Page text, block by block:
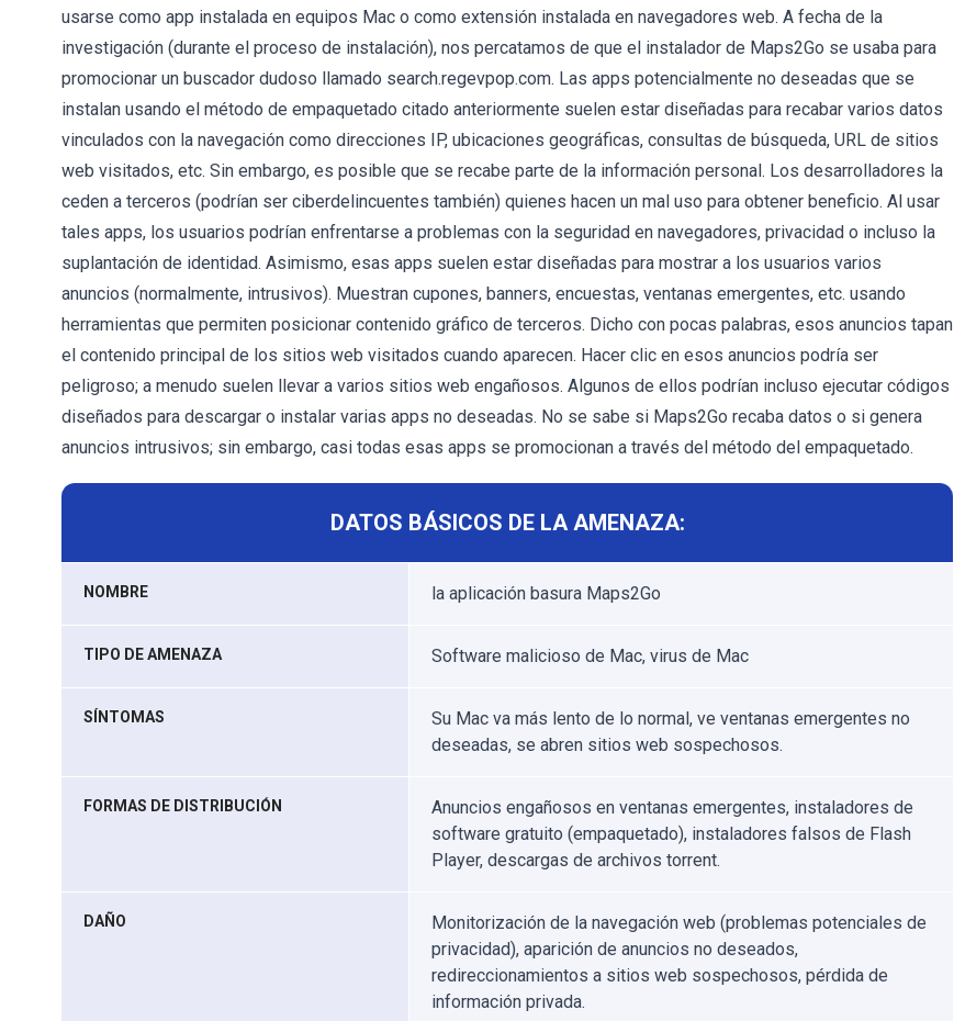
usarse como app instalada en equipos Mac o como extensión instalada en navegadores web. A fecha de la
investigación (durante el proceso de instalación), nos percatamos de que el instalador de Maps2Go se usaba para
promocionar un buscador dudoso llamado search.regevpop.com. Las apps potencialmente no deseadas que se
instalan usando el método de empaquetado citado anteriormente suelen estar diseñadas para recabar varios datos
vinculados con la navegación como direcciones IP, ubicaciones geográficas, consultas de búsqueda, URL de sitios
web visitados, etc. Sin embargo, es posible que se recabe parte de la información personal. Los desarrolladores la
ceden a terceros (podrían ser ciberdelincuentes también) quienes hacen un mal uso para obtener beneficio. Al usar
tales apps, los usuarios podrían enfrentarse a problemas con la seguridad en navegadores, privacidad o incluso la
suplantación de identidad. Asimismo, esas apps suelen estar diseñadas para mostrar a los usuarios varios
anuncios (normalmente, intrusivos). Muestran cupones, banners, encuestas, ventanas emergentes, etc. usando
herramientas que permiten posicionar contenido gráfico de terceros. Dicho con pocas palabras, esos anuncios tapan
el contenido principal de los sitios web visitados cuando aparecen. Hacer clic en esos anuncios podría ser
peligroso; a menudo suelen llevar a varios sitios web engañosos. Algunos de ellos podrían incluso ejecutar códigos
diseñados para descargar o instalar varias apps no deseadas. No se sabe si Maps2Go recaba datos o si genera
anuncios intrusivos; sin embargo, casi todas esas apps se promocionan a través del método del empaquetado.
DATOS BÁSICOS DE LA AMENAZA:
NOMBRE la aplicación basura Maps2Go
TIPO DE AMENAZA Software malicioso de Mac, virus de Mac
SÍNTOMAS
Su Mac va más lento de lo normal, ve ventanas emergentes no
deseadas, se abren sitios web sospechosos.
FORMAS DE DISTRIBUCIÓN
Anuncios engañosos en ventanas emergentes, instaladores de
software gratuito (empaquetado), instaladores falsos de Flash
Player, descargas de archivos torrent.
DAÑO
Monitorización de la navegación web (problemas potenciales de
privacidad), aparición de anuncios no deseados,
redireccionamientos a sitios web sospechosos, pérdida de
información privada.